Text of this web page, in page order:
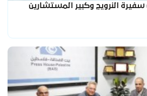
النرويج وكبير المستشارين